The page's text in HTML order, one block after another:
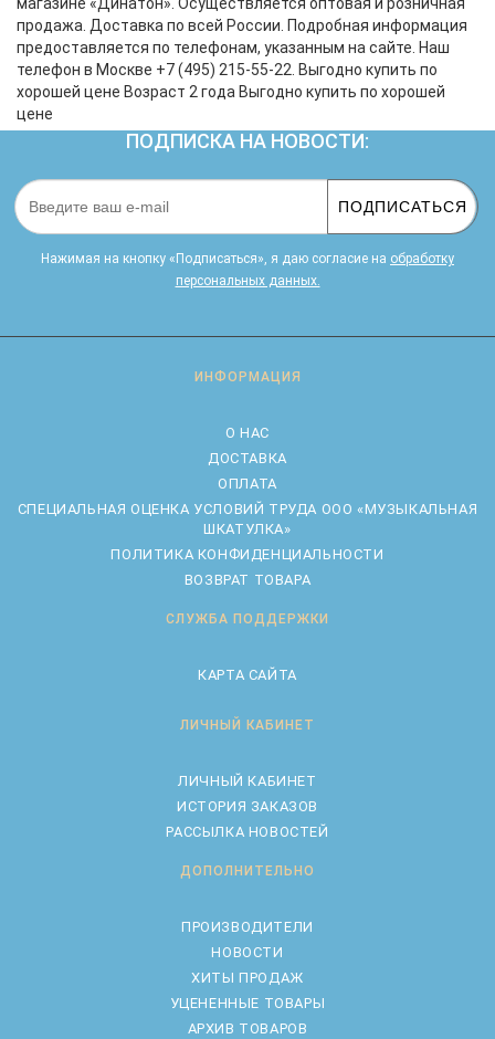
продажа. Доставка по всей России. Подробная информация
предоставляется по телефонам, указанным на сайте. Наш
телефон в Москве +7 (495) 215-55-22. Выгодно купить по
хорошей цене Возраст 2 года Выгодно купить по хорошей
цене
ПОДПИСКА НА НОВОСТИ:
ПОДПИСАТЬСЯ
Нажимая на кнопку «Подписаться», я даю cогласие на обработку
персональных данных.
ИНФОРМАЦИЯ
О НАС
ДОСТАВКА
ОПЛАТА
CПЕЦИАЛЬНАЯ ОЦЕНКА УСЛОВИЙ ТРУДА ООО «МУЗЫКАЛЬНАЯ
ШКАТУЛКА»
ПОЛИТИКА КОНФИДЕНЦИАЛЬНОСТИ
ВОЗВРАТ ТОВАРА
СЛУЖБА ПОДДЕРЖКИ
КАРТА САЙТА
ЛИЧНЫЙ КАБИНЕТ
ЛИЧНЫЙ КАБИНЕТ
ИСТОРИЯ ЗАКАЗОВ
РАССЫЛКА НОВОСТЕЙ
ДОПОЛНИТЕЛЬНО
ПРОИЗВОДИТЕЛИ
НОВОСТИ
ХИТЫ ПРОДАЖ
УЦЕНЕННЫЕ ТОВАРЫ
АРХИВ ТОВАРОВ